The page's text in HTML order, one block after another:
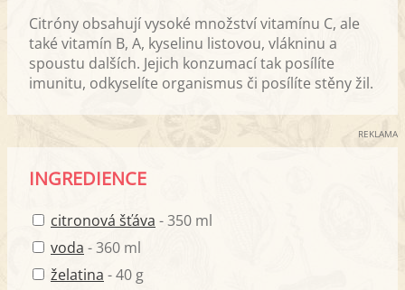
Citróny obsahují vysoké množství vitamínu C, ale
také vitamín B, A, kyselinu listovou, vlákninu a
spoustu dalších. Jejich konzumací tak posílíte
imunitu, odkyselíte organismus či posílíte stěny žil.
REKLAMA
INGREDIENCE
citronová šťáva - 350 ml
voda - 360 ml
želatina - 40 g